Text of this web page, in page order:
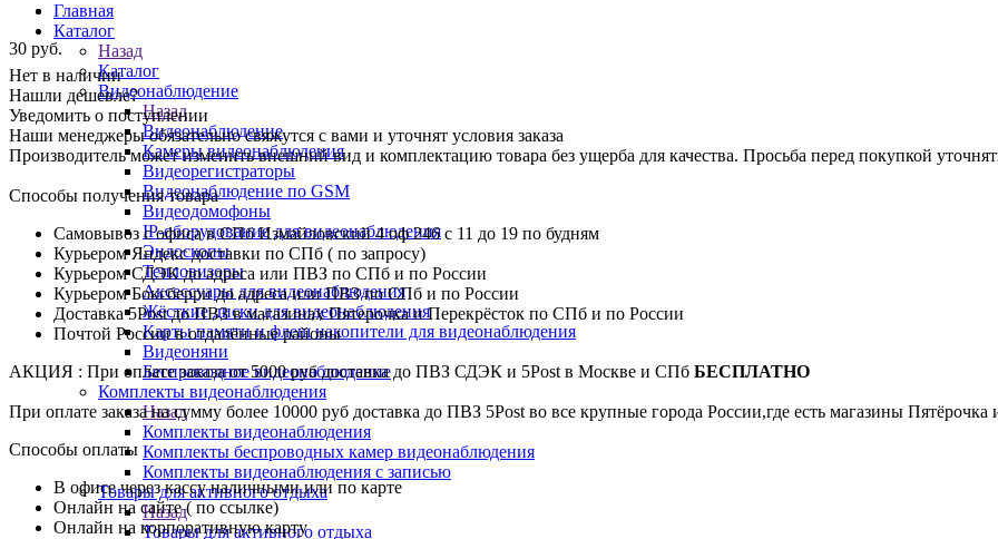
Главная
Каталог
Назад
Каталог
Видеонаблюдение
Назад
Видеонаблюдение
Камеры видеонаблюдения
Видеорегистраторы
Видеонаблюдение по GSM
Видеодомофоны
IP-оборудование для видеонаблюдения
Эндоскопы
Тепловизоры
Аксессуары для видеонаблюдения
Жёсткие диски для видеонаблюдения
Карты памяти и флеш накопители для видеонаблюдения
Видеоняни
Беспроводное видеонаблюдение
Комплекты видеонаблюдения
Назад
Комплекты видеонаблюдения
Комплекты беспроводных камер видеонаблюдения
Комплекты видеонаблюдения с записью
Товары для активного отдыха
Назад
Товары для активного отдыха
30 руб.
Нет в наличии
Нашли дешевле?
Уведомить о поступлении
Наши менеджеры обязательно свяжутся с вами и уточнят условия заказа
Производитель может изменить внешний вид и комплектацию товара без ущерба для качества. Просьба перед покупкой
Способы получения товара
Самовывоз с офиса в СПб Измайловский 4 оф 246 с 11 до 19 по будням
Курьером Яндекс доставки по СПб ( по запросу)
Курьером СДЭК до адреса или ПВЗ по СПб и по России
Курьером Боксберри до адреса или ПВЗ по СПб и по России
Доставка 5Post до ПВЗ в магазинах Пятерочка и Перекрёсток по СПб и по России
Почтой России в отдалённые районы
АКЦИЯ : При оплате заказа от 5000 руб доставка до ПВЗ СДЭК и 5Post в Москве и СПб БЕСПЛАТНО
При оплате заказа на сумму более 10000 руб доставка до ПВЗ 5Post во все крупные города России,где есть магазины Пятёрочка
Способы оплаты
В офисе через кассу наличными или по карте
Онлайн на сайте ( по ссылке)
Онлайн на корпоративную карту